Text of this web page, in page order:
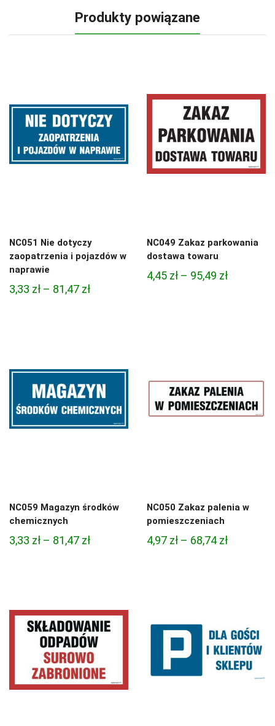
Produkty powiązane
NC051 Nie dotyczy
zaopatrzenia i pojazdów w
naprawie
3,33 zł – 81,47 złZakres
81,47 zł
NC049 Zakaz parkowania
dostawa towaru
4,45 zł – 95,49 złZakres
NC059 Magazyn środków
chemicznych
3,33 zł – 81,47 złZakres
81,47 zł
NC050 Zakaz palenia w
pomieszczeniach
4,97 zł – 68,74 złZakres